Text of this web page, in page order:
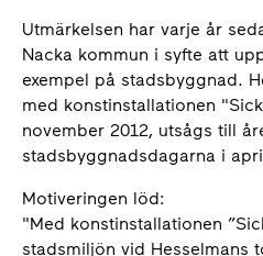
Utmärkelsen har varje år
Nacka kommun i syfte att
exempel på stadsbyggnad.
med konstinstallationen
november 2012, utsågs till
stadsbyggnadsdagarna i
Motiveringen löd:
"Med konstinstallationen
stadsmiljön vid Hesselmans